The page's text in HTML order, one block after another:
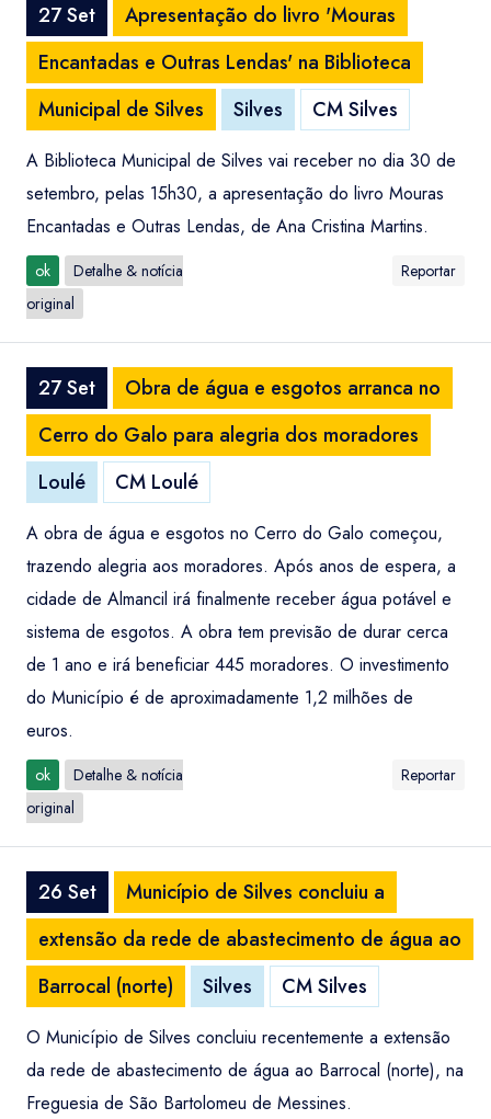
Entrar / Criar Conta Localidade
27 Set
Apresentação do livro 'Mouras
Encantadas e Outras Lendas' na Biblioteca
Municipal de Silves
Silves CM Silves
A Biblioteca Municipal de Silves vai receber no dia 30 de
setembro, pelas 15h30, a apresentação do livro Mouras
Encantadas e Outras Lendas, de Ana Cristina Martins.
ok
Detalhe & notícia
original
Reportar
27 Set
Obra de água e esgotos arranca no
Cerro do Galo para alegria dos moradores
Loulé
CM Loulé
A obra de água e esgotos no Cerro do Galo começou,
trazendo alegria aos moradores. Após anos de espera, a
cidade de Almancil irá finalmente receber água potável e
sistema de esgotos. A obra tem previsão de durar cerca
de 1 ano e irá beneficiar 445 moradores. O investimento
do Município é de aproximadamente 1,2 milhões de
euros.
ok
Detalhe & notícia
original
Reportar
26 Set
Município de Silves concluiu a
extensão da rede de abastecimento de água ao
Barrocal (norte)
Silves CM Silves
O Município de Silves concluiu recentemente a extensão
da rede de abastecimento de água ao Barrocal (norte), na
Freguesia de São Bartolomeu de Messines.